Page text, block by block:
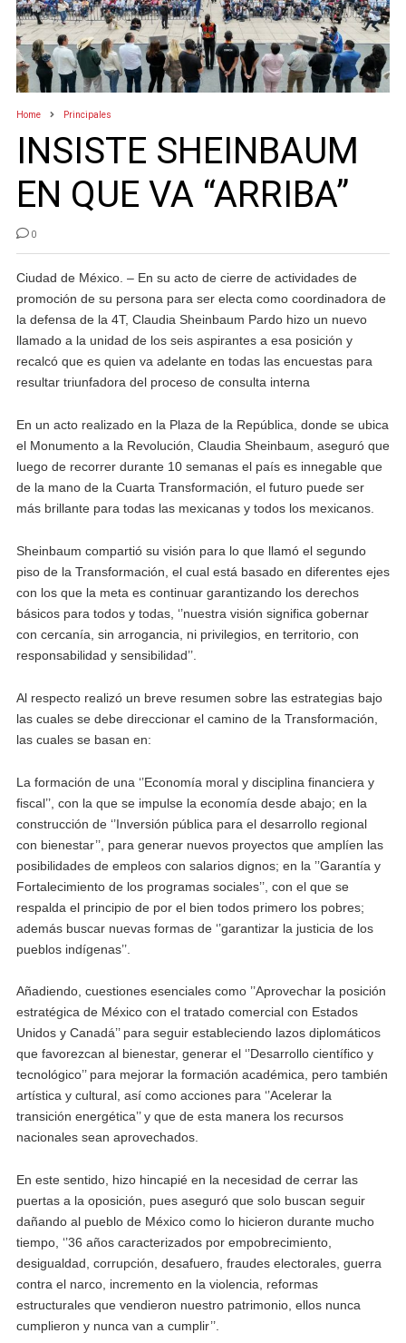
Home Principales
INSISTE SHEINBAUM
EN QUE VA “ARRIBA”
0
Ciudad de México. – En su acto de cierre de actividades de
promoción de su persona para ser electa como coordinadora de
la defensa de la 4T, Claudia Sheinbaum Pardo hizo un nuevo
llamado a la unidad de los seis aspirantes a esa posición y
recalcó que es quien va adelante en todas las encuestas para
resultar triunfadora del proceso de consulta interna
En un acto realizado en la Plaza de la República, donde se ubica
el Monumento a la Revolución, Claudia Sheinbaum, aseguró que
luego de recorrer durante 10 semanas el país es innegable que
de la mano de la Cuarta Transformación, el futuro puede ser
más brillante para todas las mexicanas y todos los mexicanos.
Sheinbaum compartió su visión para lo que llamó el segundo
piso de la Transformación, el cual está basado en diferentes ejes
con los que la meta es continuar garantizando los derechos
básicos para todos y todas, ‘’nuestra visión significa gobernar
con cercanía, sin arrogancia, ni privilegios, en territorio, con
responsabilidad y sensibilidad’’.
Al respecto realizó un breve resumen sobre las estrategias bajo
las cuales se debe direccionar el camino de la Transformación,
las cuales se basan en:
La formación de una ‘’Economía moral y disciplina financiera y
fiscal’’, con la que se impulse la economía desde abajo; en la
construcción de ‘’Inversión pública para el desarrollo regional
con bienestar’’, para generar nuevos proyectos que amplíen las
posibilidades de empleos con salarios dignos; en la ’’Garantía y
Fortalecimiento de los programas sociales’’, con el que se
respalda el principio de por el bien todos primero los pobres;
además buscar nuevas formas de ‘’garantizar la justicia de los
pueblos indígenas’’.
Añadiendo, cuestiones esenciales como ’’Aprovechar la posición
estratégica de México con el tratado comercial con Estados
Unidos y Canadá’’ para seguir estableciendo lazos diplomáticos
que favorezcan al bienestar, generar el ‘’Desarrollo científico y
tecnológico’’ para mejorar la formación académica, pero también
artística y cultural, así como acciones para ‘’Acelerar la
transición energética’’ y que de esta manera los recursos
nacionales sean aprovechados.
En este sentido, hizo hincapié en la necesidad de cerrar las
puertas a la oposición, pues aseguró que solo buscan seguir
dañando al pueblo de México como lo hicieron durante mucho
tiempo, ‘’36 años caracterizados por empobrecimiento,
desigualdad, corrupción, desafuero, fraudes electorales, guerra
contra el narco, incremento en la violencia, reformas
estructurales que vendieron nuestro patrimonio, ellos nunca
cumplieron y nunca van a cumplir’’.